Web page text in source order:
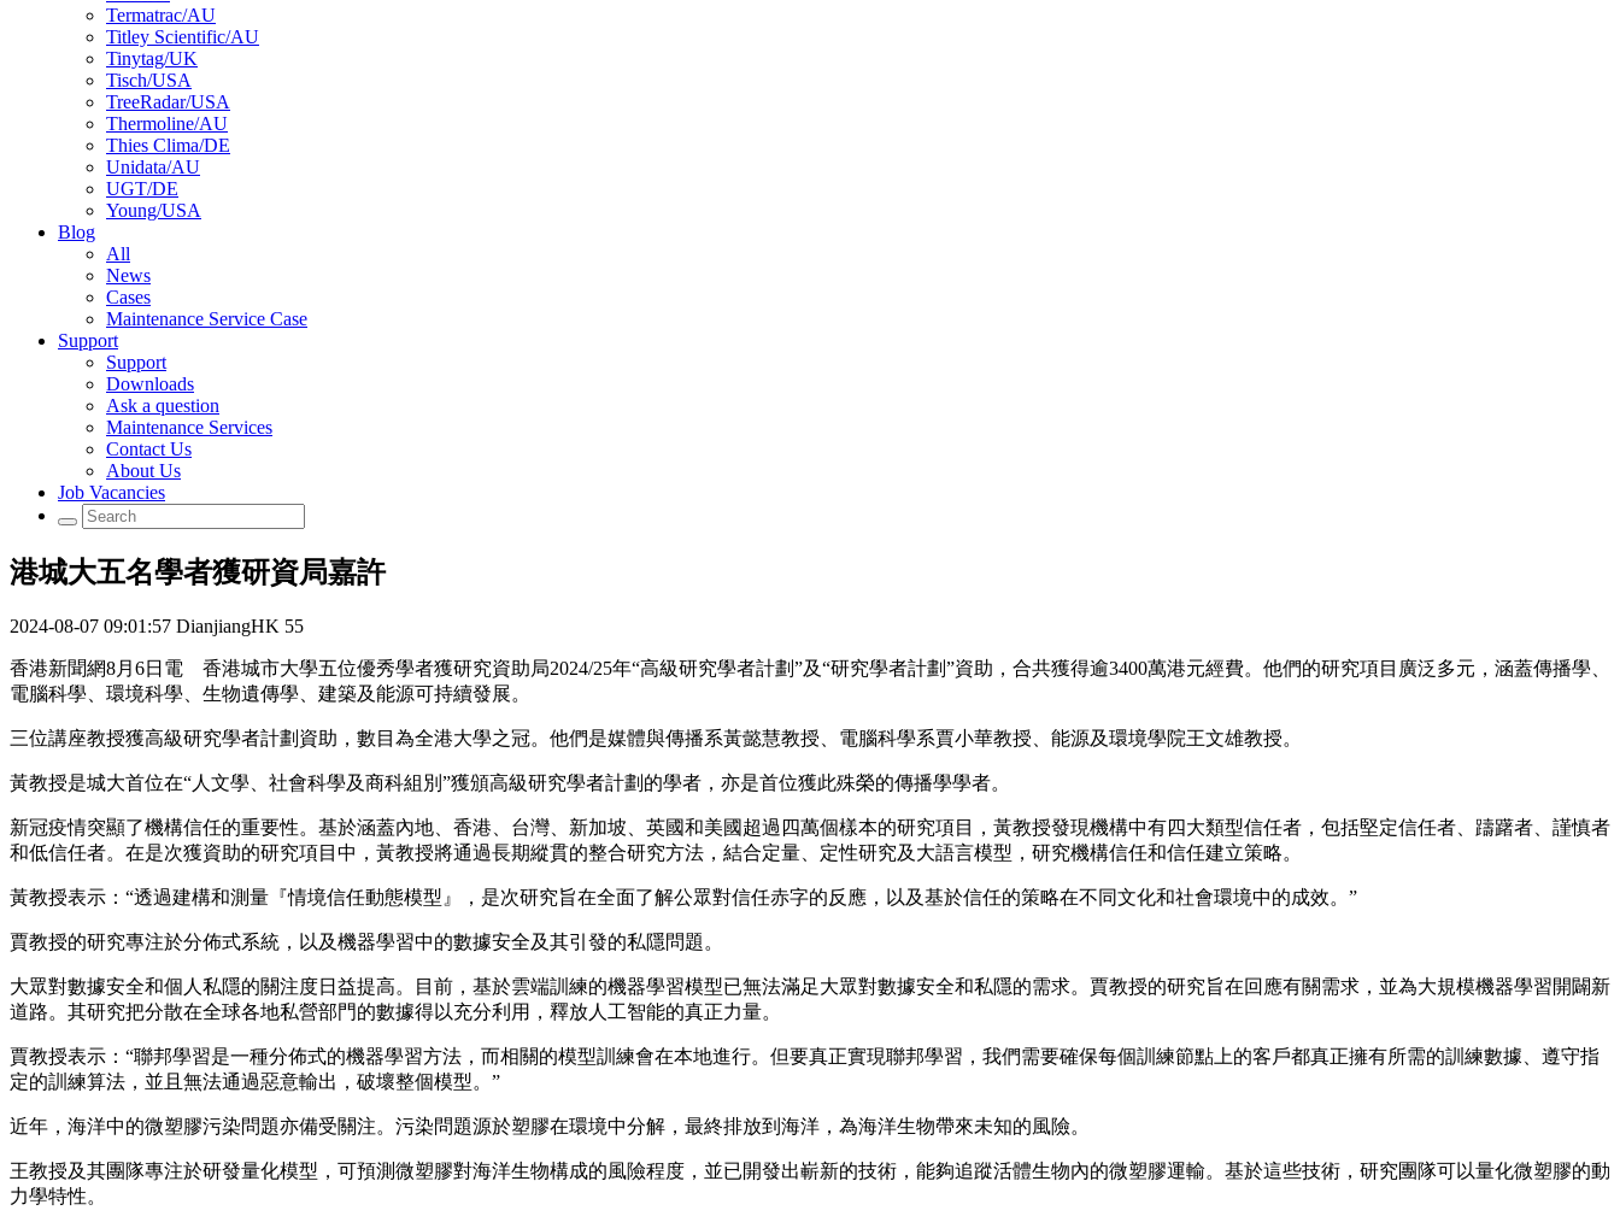
Termatrac/AU
Titley Scientific/AU
Tinytag/UK
Tisch/USA
TreeRadar/USA
Thermoline/AU
Thies Clima/DE
Unidata/AU
UGT/DE
Young/USA
Blog
All
News
Cases
Maintenance Service Case
Support
Support
Downloads
Ask a question
Maintenance Services
Contact Us
About Us
Job Vacancies
港城大五名學者獲研資局嘉許
2024-08-07 09:01:57 DianjiangHK 55
香港新聞網8月6日電 香港城市大學五位優秀學者獲研究資助局2024/25年“高級研究學者計劃”及“研究學者計劃”資助，合共獲得逾3400萬港元經費。他們的研究項目廣泛多元，涵蓋傳播學、
電腦科學、環境科學、生物遺傳學、建築及能源可持續發展。
三位講座教授獲高級研究學者計劃資助，數目為全港大學之冠。他們是媒體與傳播系黃懿慧教授、電腦科學系賈小華教授、能源及環境學院王文雄教授。
黃教授是城大首位在“人文學、社會科學及商科組別”獲頒高級研究學者計劃的學者，亦是首位獲此殊榮的傳播學學者。
新冠疫情突顯了機構信任的重要性。基於涵蓋內地、香港、台灣、新加坡、英國和美國超過四萬個樣本的研究項目，黃教授發現機構中有四大類型信任者，包括堅定信任者、躊躇者、謹慎者
和低信任者。在是次獲資助的研究項目中，黃教授將通過長期縱貫的整合研究方法，結合定量、定性研究及大語言模型，研究機構信任和信任建立策略。
黃教授表示：“透過建構和測量『情境信任動態模型』，是次研究旨在全面了解公眾對信任赤字的反應，以及基於信任的策略在不同文化和社會環境中的成效。”
賈教授的研究專注於分佈式系統，以及機器學習中的數據安全及其引發的私隱問題。
大眾對數據安全和個人私隱的關注度日益提高。目前，基於雲端訓練的機器學習模型已無法滿足大眾對數據安全和私隱的需求。賈教授的研究旨在回應有關需求，並為大規模機器學習開闢新
道路。其研究把分散在全球各地私營部門的數據得以充分利用，釋放人工智能的真正力量。
賈教授表示：“聯邦學習是一種分佈式的機器學習方法，而相關的模型訓練會在本地進行。但要真正實現聯邦學習，我們需要確保每個訓練節點上的客戶都真正擁有所需的訓練數據、遵守指
定的訓練算法，並且無法通過惡意輸出，破壞整個模型。”
近年，海洋中的微塑膠污染問題亦備受關注。污染問題源於塑膠在環境中分解，最終排放到海洋，為海洋生物帶來未知的風險。
王教授及其團隊專注於研發量化模型，可預測微塑膠對海洋生物構成的風險程度，並已開發出嶄新的技術，能夠追蹤活體生物內的微塑膠運輸。基於這些技術，研究團隊可以量化微塑膠的動
力學特性。